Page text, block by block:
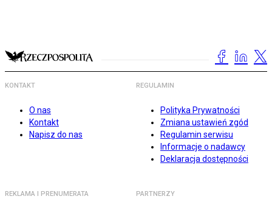
KONTAKT
O nas
Kontakt
Napisz do nas
REGULAMIN
Polityka Prywatności
Zmiana ustawień zgód
Regulamin serwisu
Informacje o nadawcy
Deklaracja dostępności
REKLAMA I PRENUMERATA PARTNERZY